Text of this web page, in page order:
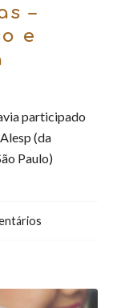
–
e
participado
(da
Paulo)